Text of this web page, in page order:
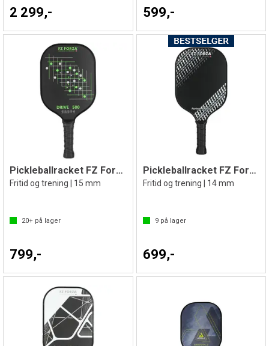
2 299,- 599,-
Pickleballracket FZ Forza Drive 500
Fritid og trening | 15 mm
20+ på lager
799,-
Pickleballracket FZ Forza Furious 1000V2
Fritid og trening | 14 mm
9på lager
699,-